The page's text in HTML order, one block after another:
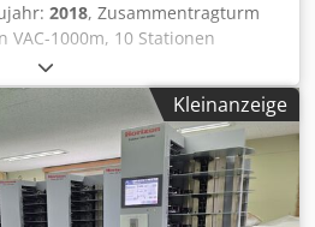
2018, Zusammentragturm
1000m, 10 Stationen
Turm ist ein Erweiterungsmodul
und dient dazu, die Kapazität der
zu erhöhen. Im Gegensatz zum
VAC-1000m über kein eigenes
zur Erweiterung gedacht.
der Stationen: 10 Dedjzhun
erweiterbar: Der VAC-1000m kann
Kleinanzeige